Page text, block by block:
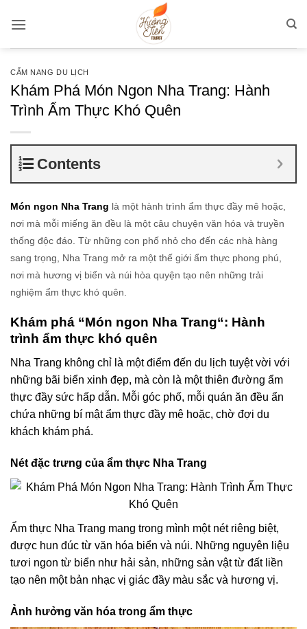
qua
CẨM NANG DU LỊCH
Khám Phá Món Ngon Nha Trang: Hành
Trình Ẩm Thực Khó Quên
Contents
Món ngon Nha Trang là một hành trình ẩm thực đầy mê hoặc,
nơi mà mỗi miếng ăn đều là một câu chuyện văn hóa và truyền
thống độc đáo. Từ những con phố nhỏ cho đến các nhà hàng
sang trọng, Nha Trang mở ra một thế giới ẩm thực phong phú,
nơi mà hương vị biển và núi hòa quyện tạo nên những trải
nghiệm ẩm thực khó quên.
Khám phá “Món ngon Nha Trang“: Hành
trình ẩm thực khó quên
Nha Trang không chỉ là một điểm đến du lịch tuyệt vời với
những bãi biển xinh đẹp, mà còn là một thiên đường ẩm
thực đầy sức hấp dẫn. Mỗi góc phố, mỗi quán ăn đều ẩn
chứa những bí mật ẩm thực đầy mê hoặc, chờ đợi du
khách khám phá.
Nét đặc trưng của ẩm thực Nha Trang
Ẩm thực Nha Trang mang trong mình một nét riêng biệt,
được hun đúc từ văn hóa biển và núi. Những nguyên liệu
tươi ngon từ biển như hải sản, những sản vật từ đất liền
tạo nên một bản nhạc vị giác đầy màu sắc và hương vị.
Ảnh hưởng văn hóa trong ẩm thực